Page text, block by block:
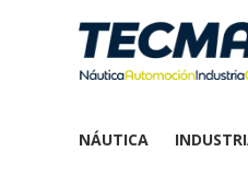
NÁUTICA